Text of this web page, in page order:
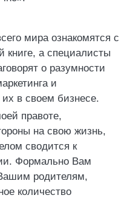
мира ознакомятся с
а специалисты
о разумности
и
в своем бизнесе.
правоте,
на свою жизнь,
сводится к
Формально Вам
родителям,
количество